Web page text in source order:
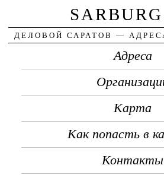
ДЕЛОВОЙ САРАТОВ —
Адреса
Карта
Как попасть в
Контакты